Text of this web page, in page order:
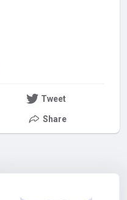
Tweet
Share